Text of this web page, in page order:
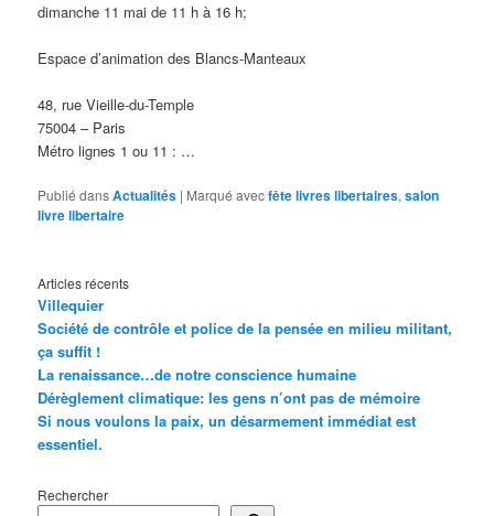
dimanche 11 mai de 11 h à 16 h;
Espace d’animation des Blancs-Manteaux
48, rue Vieille-du-Temple
75004 – Paris
Métro lignes 1 ou 11 : …
Publié dansActualités | Marqué avecfête livres libertaires,salon
livre libertaire
Articles récents
Villequier
Société de contrôle et police de la pensée en milieu militant,
ça suffit !
La renaissance…de notre conscience humaine
Dérèglement climatique: les gens n’ont pas de mémoire
Si nous voulons la paix, un désarmement immédiat est
essentiel.
Rechercher